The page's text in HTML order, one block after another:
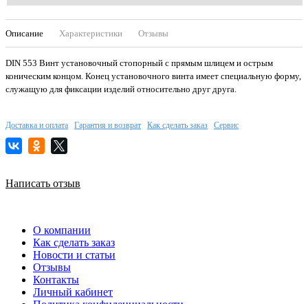
Описание Характеристики Отзывы
DIN 553 Винт установочный стопорный с прямым шлицем и острым
коническим концом. Конец установочного винта имеет специальную форму,
служащую для фиксации изделий относительно друг друга.
Доставка и оплата Гарантия и возврат Как сделать заказ Сервис
Написать отзыв
О компании
Как сделать заказ
Новости и статьи
Отзывы
Контакты
Личный кабинет